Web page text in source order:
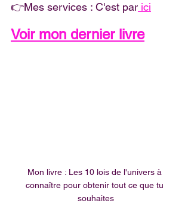
👉Mes services : C'est par ici
Voir mon dernier livre
Mon livre : Les 10 lois de l'univers à
connaître pour obtenir tout ce que tu
souhaites